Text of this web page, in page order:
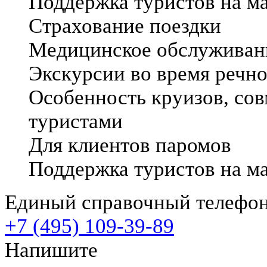
Страхование поездки
Медицинское
Экскурсии во время
Особенность круизов,
туристами
Для клиентов паромов
Поддержка туристов на
Единый справочный
+7 (495) 109-39-89
Напишите